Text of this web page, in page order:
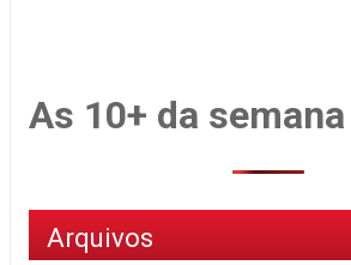
As 10+ da semana
Arquivos